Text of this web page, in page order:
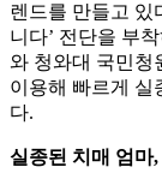
렌드를 만들고 있
니다’ 전단을 부
와 청와대 국민청
이용해 빠르게 실
다.
실종된 치매 엄마